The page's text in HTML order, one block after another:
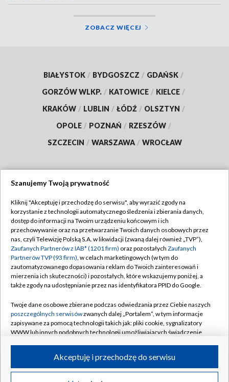
ZOBACZ WIĘCEJ
BIAŁYSTOK / BYDGOSZCZ / GDAŃSK /
GORZÓW WLKP. / KATOWICE / KIELCE /
KRAKÓW / LUBLIN / ŁÓDŹ / OLSZTYN /
OPOLE / POZNAŃ / RZESZÓW /
SZCZECIN / WARSZAWA / WROCŁAW
TVP
Abonament TVP
Emisja w TVP
Centrum informacji TVP
Naziemna Telewizja Cyfrowa
Rada Programowa
System NOS
Informacje o nadawcy
Program dla prasy
Regulamin TVP
Polityka prywatności
Moje zgody
Pomoc
Kontakt
Kanały
©2026 Telewizja Polska S.A. w likwidacji
Szanujemy Twoją prywatność
Kliknij "Akceptuję i przechodzę do serwisu", aby wyrazić zgody na
korzystanie z technologii automatycznego śledzenia i zbierania danych,
dostęp do informacji na Twoim urządzeniu końcowym i ich
przechowywanie oraz na przetwarzanie Twoich danych osobowych przez
nas, czyli Telewizję Polską S.A. w likwidacji (zwaną dalej również „TVP”),
Zaufanych Partnerów z IAB* (1201 firm) oraz pozostałych Zaufanych
Partnerów TVP (93 firm), w celach marketingowych (w tym do
zautomatyzowanego dopasowania reklam do Twoich zainteresowań i
mierzenia ich skuteczności) i pozostałych, które wskazujemy poniżej, a
także zgody na udostępnianie przez nas identyfikatora PPID do Google.
Twoje dane osobowe zbierane podczas odwiedzania przez Ciebie naszych
poszczególnych serwisówzwanych dalej „Portalem”, w tym informacje
zapisywane za pomocą technologii takich jak: pliki cookie, sygnalizatory
WWW lub innych podobnych technologii umożliwiających świadczenie
ruchu w Internecie.
Twoje dane osobowe zbierane podczas odwiedzania przez Ciebie
Akceptuję i przechodzę do serwisu